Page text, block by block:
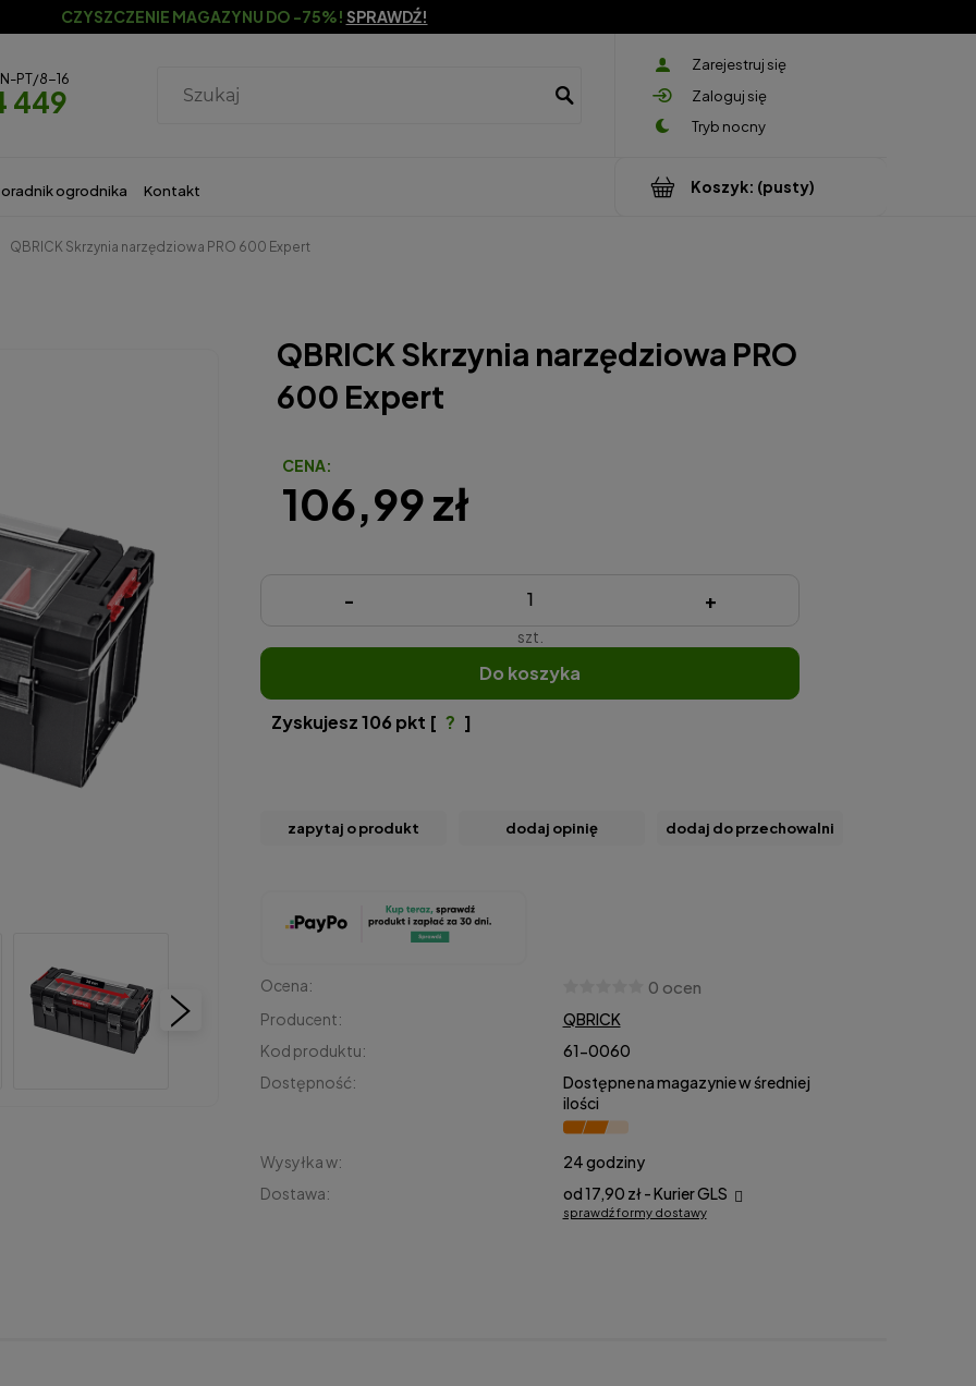
CZYSZCZENIE MAGAZYNU DO -75%! SPRAWDŹ!
Zarejestruj się
Zaloguj się
PT/8-16
449
Koszyk: (pusty)
ogrodnika Kontakt
QBRICK Skrzynia narzędziowa PRO 600 Expert
QBRICK Skrzynia narzędziowa PRO
600 Expert
Ocena: 0 ocen
Producent:
QBRICK
Kod produktu:
61-0060
Dostępność:
Dostępne na magazynie w średniej
ilości
Wysyłka w:
24 godziny
Dostawa:
od 17,90 zł- Kurier GLS
sprawdź formy dostawy
CENA:
106,99 zł
- +
szt.
do koszyka
Zyskujesz106 pkt [ ? ]
zapytaj o produkt dodaj opinię dodaj do przechowalni